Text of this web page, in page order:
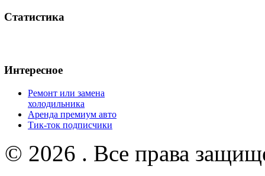
Статистика
Интересное
Ремонт или замена
холодильника
Аренда премиум авто
Тик-ток подписчики
© 2026 . Все права